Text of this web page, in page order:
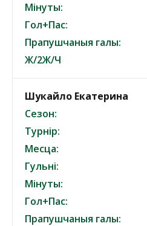
Мінуты:
Гол+Пас:
Прапушчаныя галы:
Ж/2Ж/Ч
Шукайло Екатерина
Сезон:
Турнір:
Месца:
Гульні:
Мінуты:
Гол+Пас:
Прапушчаныя галы: